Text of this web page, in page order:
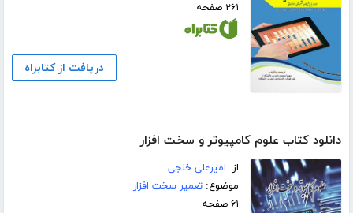
۲۶۱ صفحه
دریافت از کتابراه
دانلود کتاب علوم کامپیوتر و سخت افزار
از: امیرعلی خلجی
موضوع:تعمیر سخت افزار
۶۱ صفحه